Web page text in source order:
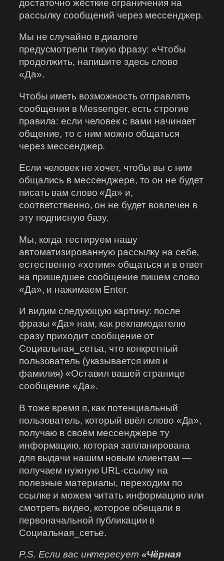
достаточно жёсткие ограничения на
рассылку сообщений через мессенджер.
Мы не случайно в диалоге
предусмотрели такую фразу: «Чтобы
продолжить, напишите здесь слово
«Да».
Чтобы иметь возможность отправлять
сообщения в Messenger, есть строгие
правила: если человек с вами начинает
общение, то с ним можно общаться
через мессенджер.
Если человек не хочет, чтобы вы с ним
общались в мессенджере, то он не будет
писать вам слово «Да» и,
соответственно, он не будет вовлечен в
эту подписную базу.
Мы, когда тестируем нашу
автоматизированную рассылку на себе,
естественно «хотим» общаться и в ответ
на пришедшее сообщение пишем слово
«Да», и нажимаем Enter.
И видим следующую картину: после
фразы «Да» нам, как рекламодателю
сразу приходит сообщение от
Социальная_сетьа, что конкретный
пользователь (указывается имя и
фамилия) «Оставил вашей странице
сообщение «Да».
В тоже время я, как потенциальный
пользователь, который ввёл слово «Да»,
получаю в своём мессенджере ту
информацию, которая запланирована
для выдачи нашим новым клиентам —
получаем нужную URL-ссылку на
полезные материалы, переходим по
ссылке и можем читать информацию или
смотреть видео, которое обещали в
первоначальной публикации в
Социальная_сетье.
P.S. Если вас интересует «Чёрная